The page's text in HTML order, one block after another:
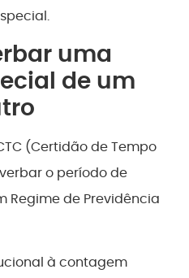
uma
de um
(Certidão de Tempo
o período de
Regime de Previdência
à contagem